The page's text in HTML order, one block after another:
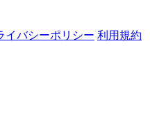
イバシーポリシー 利用規約